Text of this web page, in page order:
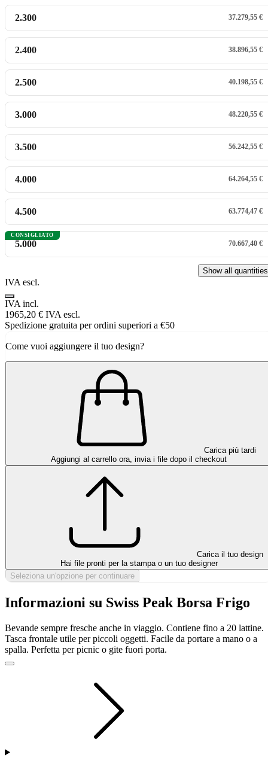
2.300 37.279,55 €
2.400 38.896,55 €
2.500 40.198,55 €
3.000 48.220,55 €
3.500 56.242,55 €
4.000 64.264,55 €
4.500 63.774,47 €
CONSIGLIATO
5.000 70.667,40 €
Show all quantities
IVA escl.
IVA incl.
1965,20 € IVA escl.
Spedizione gratuita per ordini superiori a €50
Come vuoi aggiungere il tuo design?
Carica più tardi
Aggiungi al carrello ora, invia i file dopo il checkout
Carica il tuo design
Hai file pronti per la stampa o un tuo designer
Seleziona un'opzione per continuare
Informazioni su Swiss Peak Borsa Frigo
Bevande sempre fresche anche in viaggio. Contiene fino a 20 lattine.
Tasca frontale utile per piccoli oggetti. Facile da portare a mano o a
spalla. Perfetta per picnic o gite fuori porta.